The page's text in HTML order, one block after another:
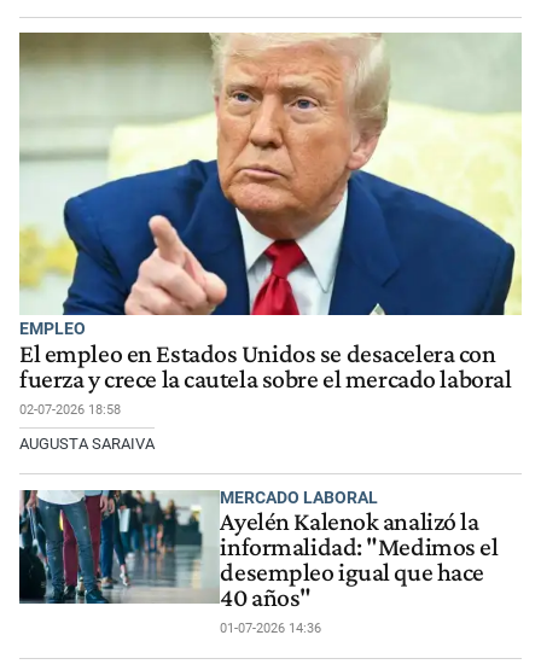
EMPLEO
El empleo en Estados Unidos se desacelera con
fuerza y crece la cautela sobre el mercado laboral
02-07-2026 18:58
AUGUSTA SARAIVA
MERCADO LABORAL
Ayelén Kalenok analizó la
informalidad: "Medimos el
desempleo igual que hace
40 años"
01-07-2026 14:36